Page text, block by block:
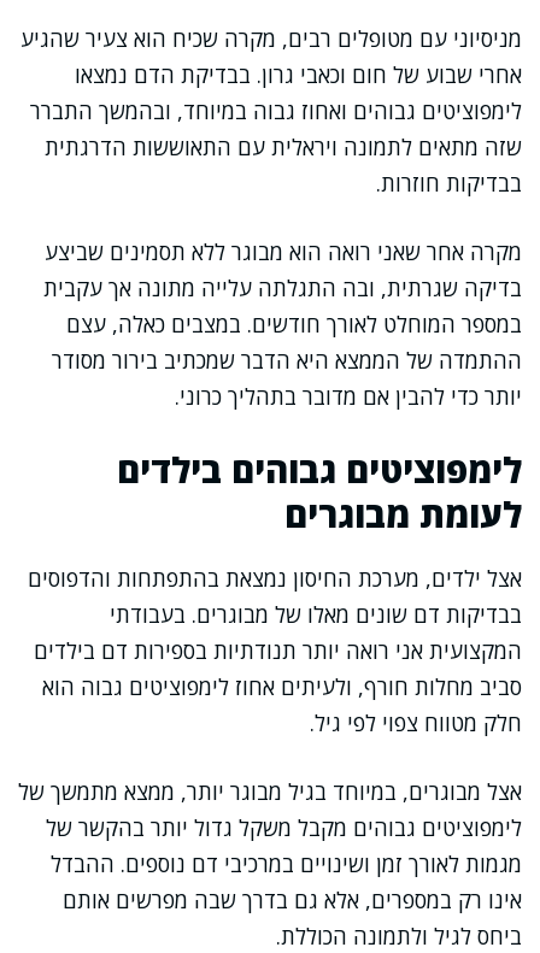
מניסיוני עם מטופלים רבים, מקרה שכיח הוא צעיר שהגיע
אחרי שבוע של חום וכאבי גרון. בבדיקת הדם נמצאו
לימפוציטים גבוהים ואחוז גבוה במיוחד, ובהמשך התברר
שזה מתאים לתמונה ויראלית עם התאוששות הדרגתית
בבדיקות חוזרות.
מקרה אחר שאני רואה הוא מבוגר ללא תסמינים שביצע
בדיקה שגרתית, ובה התגלתה עלייה מתונה אך עקבית
במספר המוחלט לאורך חודשים. במצבים כאלה, עצם
ההתמדה של הממצא היא הדבר שמכתיב בירור מסודר
יותר כדי להבין אם מדובר בתהליך כרוני.
לימפוציטים גבוהים בילדים
לעומת מבוגרים
אצל ילדים, מערכת החיסון נמצאת בהתפתחות והדפוסים
בבדיקות דם שונים מאלו של מבוגרים. בעבודתי
המקצועית אני רואה יותר תנודתיות בספירות דם בילדים
סביב מחלות חורף, ולעיתים אחוז לימפוציטים גבוה הוא
חלק מטווח צפוי לפי גיל.
אצל מבוגרים, במיוחד בגיל מבוגר יותר, ממצא מתמשך של
לימפוציטים גבוהים מקבל משקל גדול יותר בהקשר של
מגמות לאורך זמן ושינויים במרכיבי דם נוספים. ההבדל
אינו רק במספרים, אלא גם בדרך שבה מפרשים אותם
ביחס לגיל ולתמונה הכוללת.